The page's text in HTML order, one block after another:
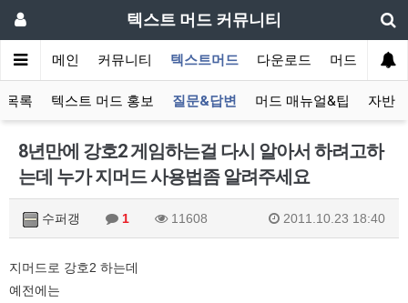
텍스트 머드 커뮤니티
메인 커뮤니티 텍스트머드 다운로드 머드 잡담
목록 텍스트 머드 홍보 질문&답변 머드 매뉴얼&팁 자반
8년만에 강호2 게임하는걸 다시 알아서 하려고하
는데 누가 지머드 사용법좀 알려주세요
수퍼갱 1 11608 2011.10.23 18:40
지머드로 강호2 하는데
예전에는